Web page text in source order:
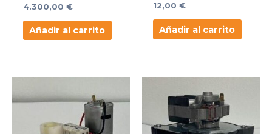
4.300,00 €
Añadir al carrito
12,00 €
Añadir al carrito